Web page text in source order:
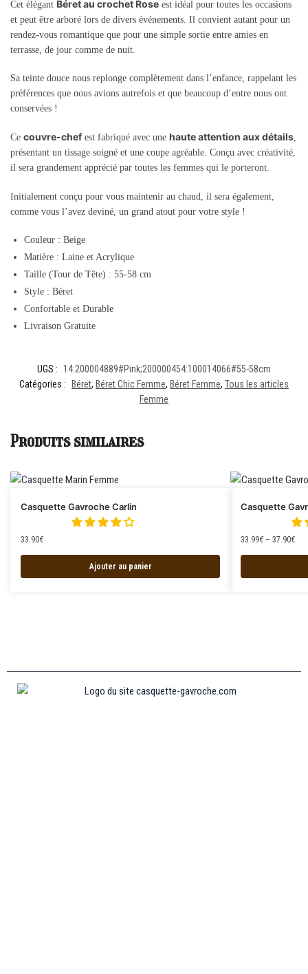
Cet élégant Béret au crochet Rose est idéal pour toutes les occasions
et peut être arboré lors de divers événements. Il convient autant pour un
rendez-vous romantique que pour une simple sortie entre amies en
terrasse, de jour comme de nuit.
Sa teinte douce nous replonge complètement dans l’enfance, rappelant les
préférences que nous avions autrefois et que beaucoup d’entre nous ont
conservées !
Ce couvre-chef est fabriqué avec une haute attention aux détails,
présentant un tissage soigné et une coupe agréable. Conçu avec créativité,
il sera grandement apprécié par toutes les femmes qui le porteront.
Initialement conçu pour vous maintenir au chaud, il sera également,
comme vous l’avez deviné, un grand atout pour votre style !
Couleur : Beige
Matière : Laine et Acrylique
Taille (Tour de Tête) : 55-58 cm
Style : Béret
Confortable et Durable
Livraison Gratuite
UGS :
14:200004889#Pink;200000454:100014066#55-58cm
Catégories :
Béret, Béret Chic Femme, Béret Femme, Tous les articles
Femme
Produits similaires
Casquette Gavroche Carlin
33.90€
Ajouter au panier
Casquette
33.99€ – 37.90€